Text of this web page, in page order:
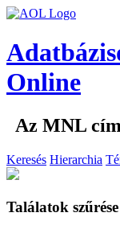
Online
Az MNL
Keresés Hierarchia
Találatok szűrése